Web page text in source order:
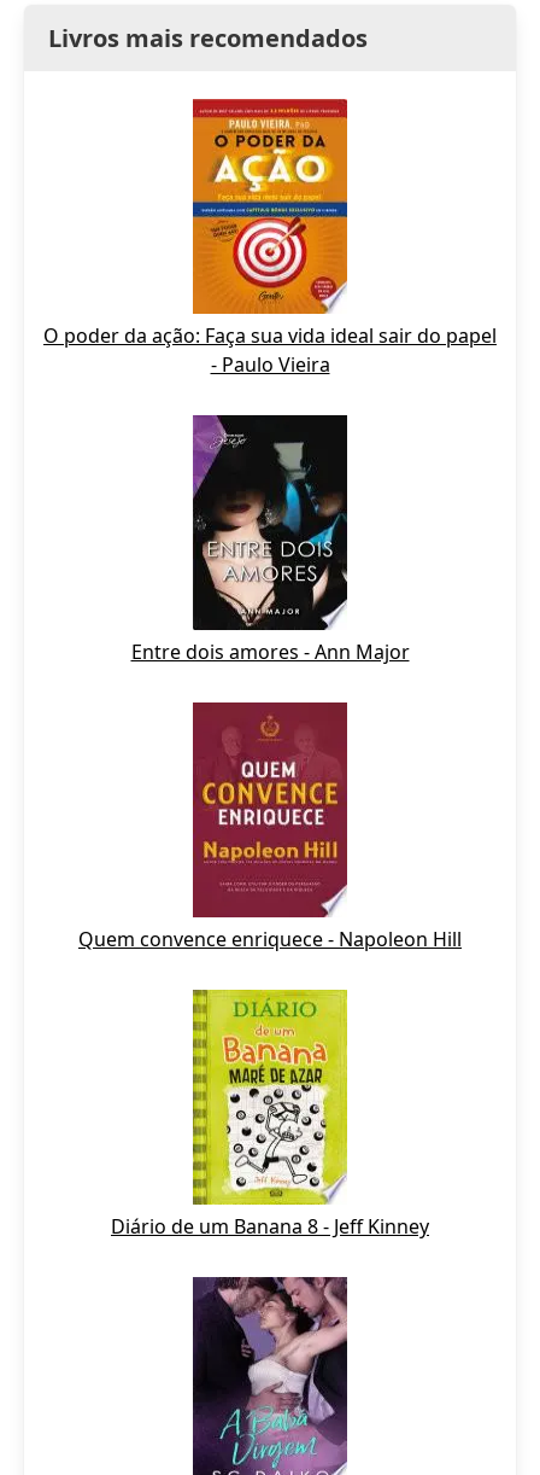
Livros mais recomendados
O poder da ação: Faça sua vida ideal sair do papel
- Paulo Vieira
Entre dois amores - Ann Major
Quem convence enriquece - Napoleon Hill
Diário de um Banana 8 - Jeff Kinney